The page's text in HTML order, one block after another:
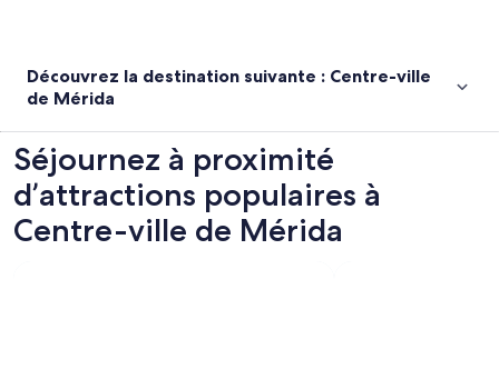
Découvrez la destination suivante : Centre-ville
de Mérida
Séjournez à proximité
d’attractions populaires à
Centre-ville de Mérida